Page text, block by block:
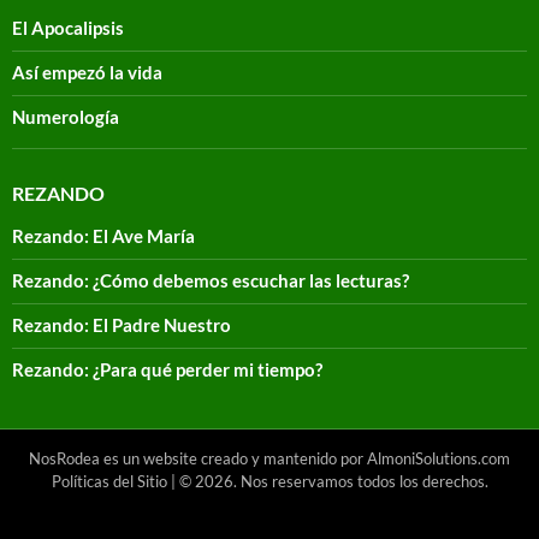
El Apocalipsis
Así empezó la vida
Numerología
REZANDO
Rezando: El Ave María
Rezando: ¿Cómo debemos escuchar las lecturas?
Rezando: El Padre Nuestro
Rezando: ¿Para qué perder mi tiempo?
NosRodea es un website creado y mantenido por AlmoniSolutions.com
Políticas del Sitio| © 2026. Nos reservamos todos los derechos.